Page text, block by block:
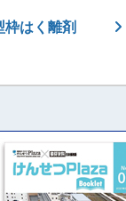
枠はく離剤